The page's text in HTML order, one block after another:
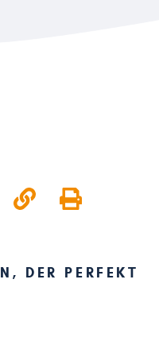
DER PERFEKT